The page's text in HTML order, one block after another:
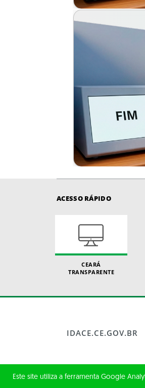
ACESSO RÁPIDO
CEARÁ
TRANSPARENTE
IDACE.CE.GOV.BR
Este site utiliza a ferramenta Google